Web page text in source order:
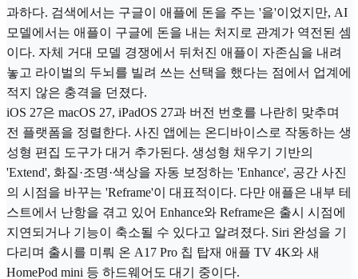
과하다. 검색에서는 구글이 애플에 돈을 주는 '을'이었지만, AI
모델에서는 애플이 구글에 돈을 내는 처지로 관계가 역전된 셈
이다. 자체 거대 모델 경쟁에서 뒤처진 애플이 자존심을 내려
놓고 라이벌의 두뇌를 빌려 쓰는 선택을 했다는 점에서 업계에
적지 않은 충격을 던졌다.
iOS 27은 macOS 27, iPadOS 27과 버전 번호를 나란히 맞추며
전 플랫폼을 정렬한다. 사진 앱에는 온디바이스로 작동하는 생
성형 편집 도구가 대거 추가된다. 생성형 채우기 기반의
'Extend', 화질·조명·색상을 자동 보정하는 'Enhance', 공간 사진
의 시점을 바꾸는 'Reframe'이 대표적이다. 다만 애플은 내부 테
스트에서 난항을 겪고 있어 Enhance와 Reframe은 출시 시점에
지연되거나 기능이 축소될 수 있다고 알려졌다. Siri 완성을 기
다리며 출시를 미뤄 온 A17 Pro 칩 탑재 애플 TV 4K와 새
HomePod mini 등 하드웨어도 대기 중이다.